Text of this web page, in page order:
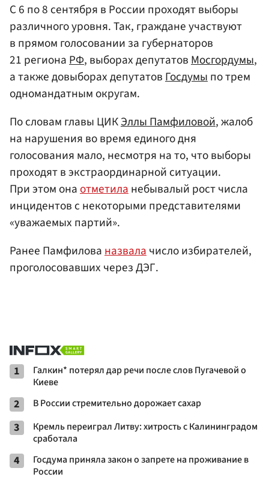
С 6 по 8 сентября в России проходят выборы
различного уровня. Так, граждане участвуют
в прямом голосовании за губернаторов
21 регионаРФ, выборах депутатовМосгордумы,
а также довыборах депутатовГосдумыпо трем
одномандатным округам.
По словам главы ЦИКЭллы Памфиловой, жалоб
на нарушения во время единого дня
голосования мало, несмотря на то, что выборы
проходят в экстраординарной ситуации.
При этом онаотметиланебывалый рост числа
инцидентов с некоторыми представителями
«уважаемых партий».
Ранее Памфилованазвалачисло избирателей,
проголосовавших через ДЭГ.
1
Галкин* потерял дар речи после слов Пугачевой о
Киеве
2 В России стремительно дорожает сахар
3
Кремль переиграл Литву: хитрость с Калининградом
сработала
4
Госдума приняла закон о запрете на проживание в
России